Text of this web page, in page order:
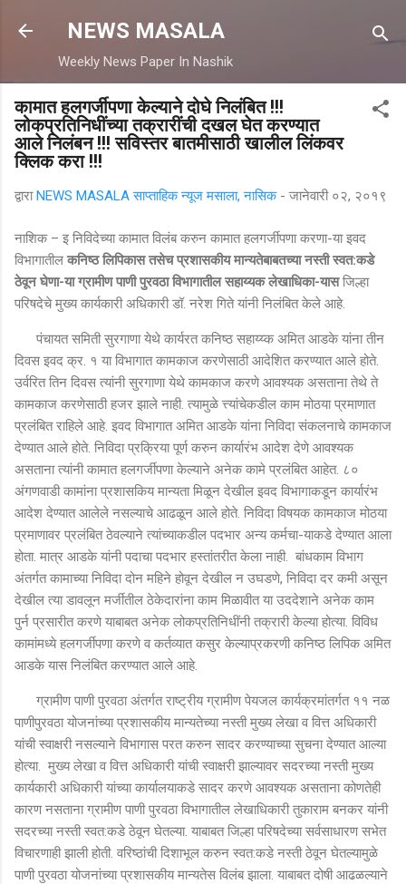
मुख्य सामग्रीवर वगळा
NEWS MASALA
Weekly News Paper In Nashik
कामात हलगर्जीपणा केल्याने दोघे निलंबित !!!
लोकप्रतिनिधींच्या तक्रारींची दखल घेत करण्यात
आले निलंबन !!! सविस्तर बातमीसाठी खालील लिंकवर
क्लिक करा !!!
द्वाराNEWS MASALA साप्ताहिक न्यूज मसाला, नासिक - जानेवारी ०२, २०१९
नाशिक – इ निविदेच्या कामात विलंब करुन कामात हलगर्जीपणा करणा-या इवद
विभागातील कनिष्ठ लिपिकास तसेच प्रशासकीय मान्यतेबाबतच्या नस्ती स्वत:कडे
ठेवून घेणा-या ग्रामीण पाणी पुरवठा विभागातील सहाय्यक लेखाधिका-यासजिल्हा
परिषदेचे मुख्य कार्यकारी अधिकारी डॉ. नरेश गिते यांनी निलंबित केले आहे.
पंचायत समिती सुरगाणा येथे कार्यरत कनिष्ठ सहाय्य्क अमित आडके यांना तीन
दिवस इवद क्र. १ या विभागात कामकाज करणेसाठी आदेशित करण्यात आले होते.
उर्वरित तिन दिवस त्यांनी सुरगाणा येथे कामकाज करणे आवश्यक असताना तेथे ते
कामकाज करणेसाठी हजर झाले नाही. त्यामुळे त्त्यांचेकडील काम मोठया प्रमाणात
प्रलंबित राहिले आहे. इवद विभागात अमित आडके यांना निविदा संकलनाचे कामकाज
देण्यात आले होते. निविदा प्रक्रिया पूर्ण करुन कार्यारंभ आदेश देणे आवश्यक
असताना त्यांनी कामात हलगर्जीपणा केल्याने अनेक कामे प्रलंबित आहेत. ८०
अंगणवाडी कामांना प्रशासकिय मान्यता मिळून देखील इवद विभागाकडून कार्यारंभ
आदेश देण्यात आलेले नसल्याचे आढळून आले होते. निविदा विषयक कामकाज मोठया
प्रमाणावर प्रलंबित ठेवल्याने त्यांच्याकडील पदभार अन्य कर्मचा-याकडे देण्यात आला
होता. मात्र आडके यांनी पदाचा पदभार हस्तांतरीत केला नाही. बांधकाम विभाग
अंतर्गत कामाच्या निविदा दोन महिने होवून देखील न उघडणे, निविदा दर कमी असून
देखील त्या डावलून मर्जीतील ठेकेदारांना काम मिळावीत या उददेशाने अनेक काम
पुर्न प्रसारीत करणे याबाबत अनेक लोकप्रतिनिधींनी तक्रारी केल्या होत्या. विविध
कामांमध्ये हलगर्जीपणा करणे व कर्तव्यात कसुर केल्याप्रकरणी कनिष्ठ लिपिक अमित
आडके यास निलंबित करण्यात आले आहे.
ग्रामीण पाणी पुरवठा अंतर्गत राष्ट्रीय ग्रामीण पेयजल कार्यक्रमांतर्गत ११ नळ
पाणीपुरवठा योजनांच्या प्रशासकीय मान्यतेच्या नस्ती मुख्य लेखा व वित्त अधिकारी
यांची स्वाक्षरी नसल्याने विभागास परत करुन सादर करण्याच्या सुचना देण्यात आल्या
होत्या. मुख्य लेखा व वित्त अधिकारी यांची स्वाक्षरी झाल्यावर सदरच्या नस्ती मुख्य
कार्यकारी अधिकारी यांच्या कार्यालयाकडे सादर करणे आवश्यक असताना कोणतेही
कारण नसताना ग्रामीण पाणी पुरवठा विभागातील लेखाधिकारी तुकाराम बनकर यांनी
सदरच्या नस्ती स्वत:कडे ठेवून घेतल्या. याबाबत जिल्हा परिषदेच्या सर्वसाधारण सभेत
विचारणाही झाली होती. वरिष्ठांची दिशाभूल करुन स्वत:कडे नस्ती ठेवून घेतल्यामुळे
पाणी पुरवठा योजनांच्या प्रशासकीय मान्यतेस विलंब झाला. याबाबत दोषी आढळल्याने